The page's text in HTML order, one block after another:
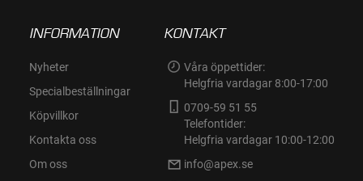
INFORMATION
Nyheter
Specialbeställningar
Köpvillkor
Kontakta oss
Om oss
KONTAKT
Våra öppettider:
Helgfria vardagar 8:00-17:00
0709-59 51 55
Telefontider:
Helgfria vardagar 10:00-12:00
info@apex.se